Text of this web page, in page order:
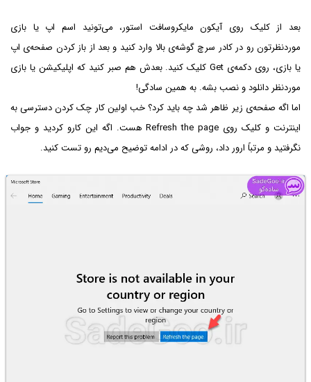
بعد از کلیک روی آیکون مایکروسافت استور، می‌تونید اسم اپ یا بازی
موردنظرتون رو در کادر سرچ گوشه‌ی بالا وارد کنید و بعد از باز کردن صفحه‌ی اپ
یا بازی، روی دکمه‌ی Get کلیک کنید. بعدش هم صبر کنید که اپلیکیشن یا بازی
موردنظر دانلود و نصب بشه. به همین سادگی!
اما اگه صفحه‌ی زیر ظاهر شد چه باید کرد؟ خب اولین کار چک کردن دسترسی به
اینترنت و کلیک روی Refresh the page هست. اگه این کارو کردید و جواب
نگرفتید و مرتباً ارور داد، روشی که در ادامه توضیح می‌دیم رو تست کنید.